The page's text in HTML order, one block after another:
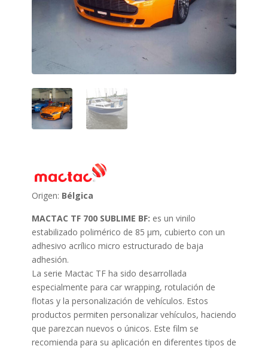
Origen: Bélgica
MACTAC TF 700 SUBLIME BF: es un vinilo
estabilizado polimérico de 85 μm, cubierto con un
adhesivo acrílico micro estructurado de baja
adhesión.
La serie Mactac TF ha sido desarrollada
especialmente para car wrapping, rotulación de
flotas y la personalización de vehículos. Estos
productos permiten personalizar vehículos, haciendo
que parezcan nuevos o únicos. Este film se
recomienda para su aplicación en diferentes tipos de